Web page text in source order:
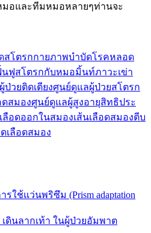
มอและทีมหมอหลายๆท่านจะ
สโตรกกายภาพบำบัดโรคหลอด
ฟูสโตรกกับหมอมิ้นท์ภาวะเข่า
วยติดเตียงศูนย์ดูแลผู้ป่วยสโตรก
สมองศูนย์ดูแลผู้สูงอายุสิทธิประ
เลือดออกในสมองเส้นเลือดสมองตีบ
เลือดสมอง
ใช้แว่นพริซึม (Prism adaptation
ดินลากเท้า ในผู้ป่วยอัมพาต